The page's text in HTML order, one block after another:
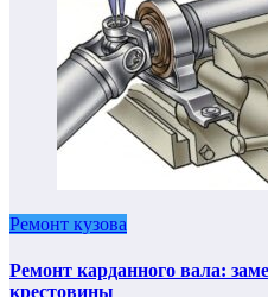
Ремонт кузова
Ремонт карданного вала:
крестовины